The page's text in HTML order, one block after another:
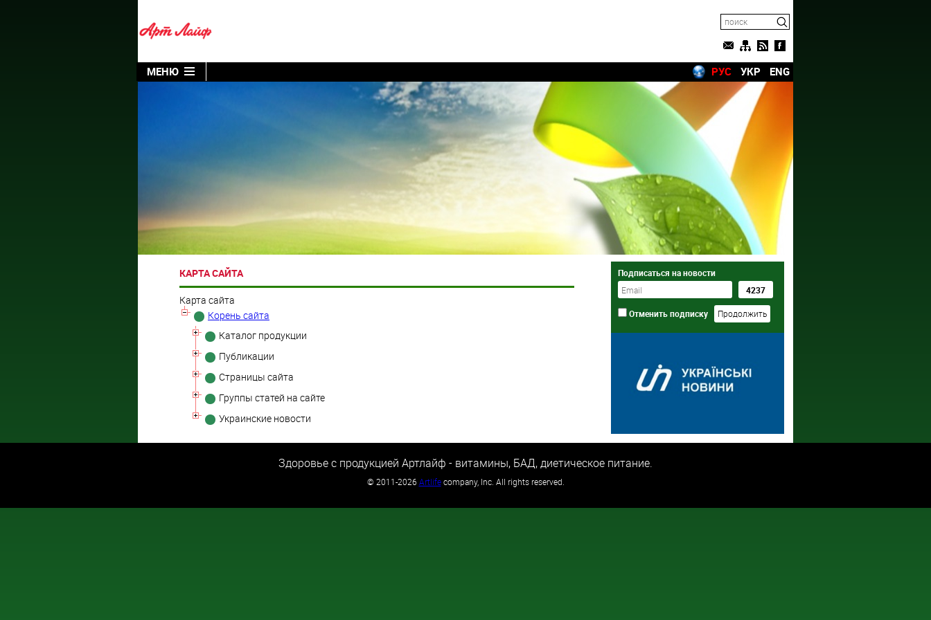
МЕНЮ РУС УКР ENG
КАРТА САЙТА
Карта сайта
Корень сайта
Каталог продукции
Публикации
Страницы сайта
Группы статей на сайте
Украинские новости
Подписаться на новости
Отменить подписку
Здоровье с продукцией Артлайф - витамины, БАД, диетическое питание.
© 2011-2026 Artlifecompany, Inc. All rights reserved.